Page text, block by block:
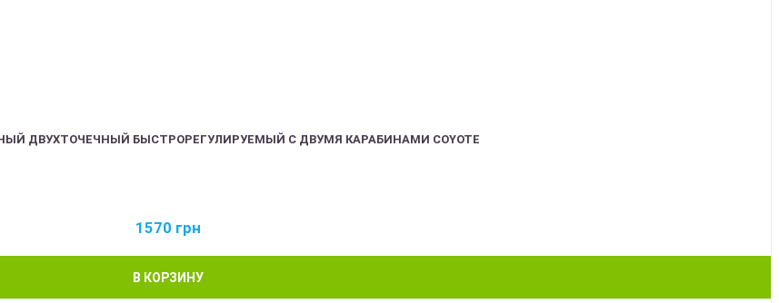
ДВУХТОЧЕЧНЫЙ БЫСТРОРЕГУЛИРУЕМЫЙ С ДВУМЯ КАРАБИНАМИ COYOTE
1570 грн
В КОРЗИНУ